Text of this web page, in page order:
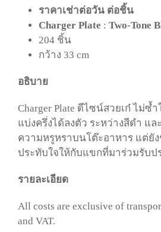
ราคาเช่าต่อวัน ต่อชิ้น
Charger Plate : Two-Tone
204 ชิ้น
กว้าง 33 cm
อธิบาย
Charger Plate ดีไซน์สวยเก๋ ไม่ซ้
แบ่งครึ่งได้ลงตัว ระหว่างสีดำ แล
ความหรูหราบนโต๊ะอาหาร แต่ยั
ประทับใจให้กับแขกที่มาร่วมรับป
รายละเอียด
All costs are exclusive of
and VAT.